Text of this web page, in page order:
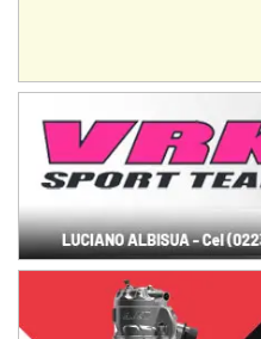
Avellaneda (Santa Fe)
SUR SANTAFESINO - F4
José Samuel Sánchez (Tierra)
Rufino (Santa Fe)
TUCUMANO - F5
Juan Navarro (Asfalto)
El Timbó (Tucumán)